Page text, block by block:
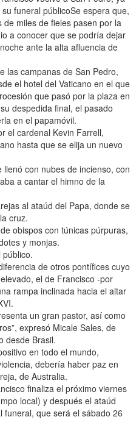
funeral públicoSe espera que,
miles de fieles pasen por la
a conocer que se podría dejar
ante la alta afluencia de
las campanas de San Pedro,
el hotel del Vaticano en el que
que pasó por la plaza en
despedida final, el pasado
en el papamóvil.
el cardenal Kevin Farrell,
hasta que se elija un nuevo
con nubes de incienso, con
a cantar el himno de la
al ataúd del Papa, donde se
cruz.
obispos con túnicas púrpuras,
y monjas.
de otros pontífices cuyo
el de Francisco -por
rampa inclinada hacia el altar
un gran pastor, así como
expresó Micale Sales, de
desde Brasil.
en todo el mundo,
debería haber paz en
de Australia.
finaliza el próximo viernes
local) y después el ataúd
que será el sábado 26